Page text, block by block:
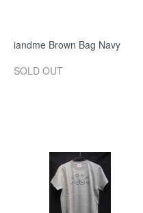
iandme Brown Bag Navy
SOLD OUT